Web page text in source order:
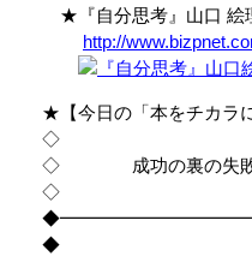
★『自分思考』山口 絵
http://
★【今日の「本を
◇
◇ 成功の裏の失
◇
◆